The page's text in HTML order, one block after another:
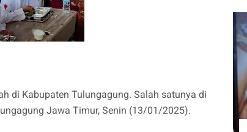
di Kabupaten Tulungagung. Salah satunya di
Jawa Timur, Senin (13/01/2025).